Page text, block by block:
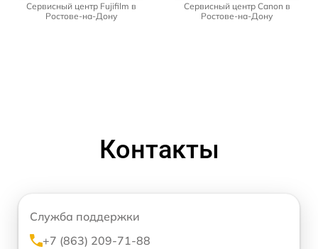
Сервисный центр Fujifilm в
Ростове-на-Дону
Сервисный центр Canon в
Ростове-на-Дону
Контакты
Служба поддержки
+7 (863) 209-71-88